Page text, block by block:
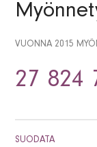
VUONNA 2015
27 824
SUODATA